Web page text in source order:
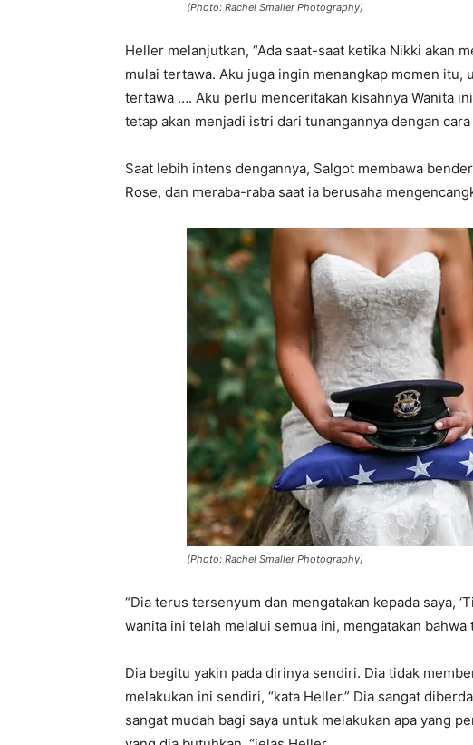
(Photo: Rachel Smaller Photography)
Heller melanjutkan, “Ada saat-saat ketika Nikki akan
mulai tertawa. Aku juga ingin menangkap momen itu,
tertawa …. Aku perlu menceritakan kisahnya Wanita
tetap akan menjadi istri dari tunangannya dengan cara
Saat lebih intens dengannya, Salgot membawa
Rose, dan meraba-raba saat ia berusaha
(Photo: Rachel Smaller Photography)
“Dia terus tersenyum dan mengatakan kepada saya,
wanita ini telah melalui semua ini, mengatakan bahwa
Dia begitu yakin pada dirinya sendiri. Dia tidak
melakukan ini sendiri, “kata Heller.” Dia sangat
sangat mudah bagi saya untuk melakukan apa yang